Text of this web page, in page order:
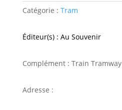
Catégorie : Tram
Éditeur(s) : Au Souvenir
Complément : Train Tramway
Adresse :